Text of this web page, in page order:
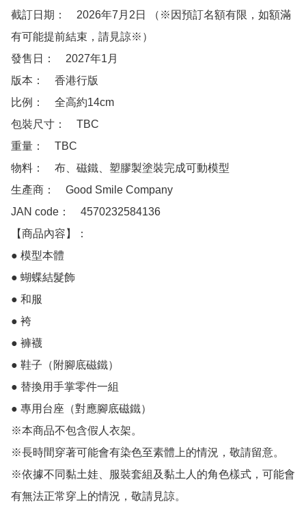
截訂日期：　2026年7月2日 （※因預訂名額有限，如額滿
有可能提前結束，請見諒※）
發售日：　2027年1月
版本：　香港行版
比例：　全高約14cm
包裝尺寸：　TBC
重量：　TBC
物料：　布、磁鐵、塑膠製塗裝完成可動模型
生產商：　Good Smile Company
JAN code：　4570232584136
【商品內容】：
● 模型本體
● 蝴蝶結髮飾
● 和服
● 袴
● 褲襪
● 鞋子（附腳底磁鐵）
● 替換用手掌零件一組
● 專用台座（對應腳底磁鐵）
※本商品不包含假人衣架。
※長時間穿著可能會有染色至素體上的情況，敬請留意。
※依據不同黏土娃、服裝套組及黏土人的角色樣式，可能會
有無法正常穿上的情況，敬請見諒。